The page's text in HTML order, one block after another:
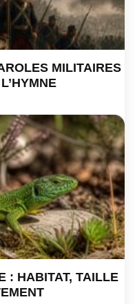
MILITAIRES
: HABITAT, TAILLE